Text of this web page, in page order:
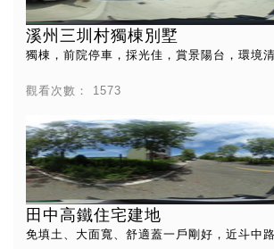
溪州三圳村獨棟別墅
獨棟，前院停車，採光佳，賞景陽台，環境
觀看次數： 1573
田中高鐵住宅建地
免填土、大面寬、舒適蓋一戶剛好，近斗中